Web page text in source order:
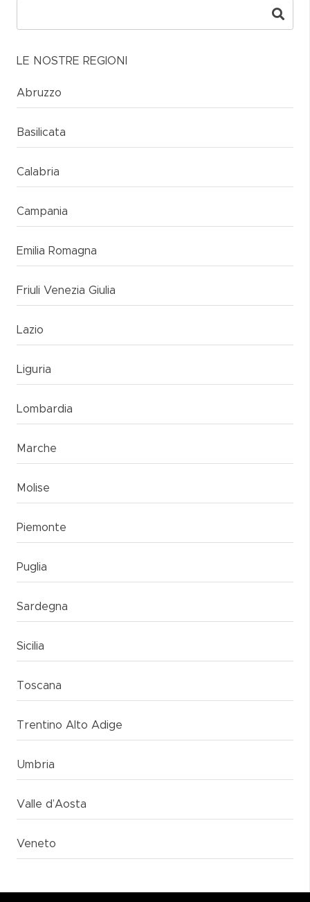
LE NOSTRE REGIONI
Abruzzo
Basilicata
Calabria
Campania
Emilia Romagna
Friuli Venezia Giulia
Lazio
Liguria
Lombardia
Marche
Molise
Piemonte
Puglia
Sardegna
Sicilia
Toscana
Trentino Alto Adige
Umbria
Valle d’Aosta
Veneto